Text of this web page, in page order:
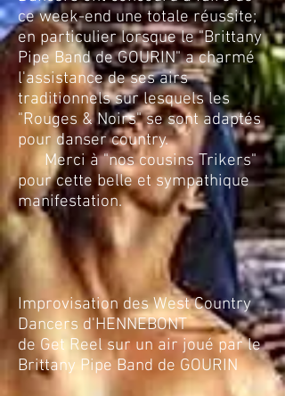
ce week-end une totale réussite;
en particulier lorsque le "Brittany
Pipe Band de GOURIN" a charmé
l'assistance de ses airs
traditionnels sur lesquels les
"Rouges & Noirs" se sont adaptés
pour danser country.
Merci à "nos cousins Trikers"
pour cette belle et sympathique
manifestation.
Improvisation des West Country
Dancers d'HENNEBONT
de Get Reel sur un air joué par le
Brittany Pipe Band de GOURIN